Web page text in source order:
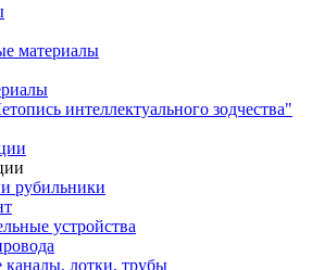
материалы
интеллектуального зодчества"
рубильники
устройства
каналы, лотки, трубы